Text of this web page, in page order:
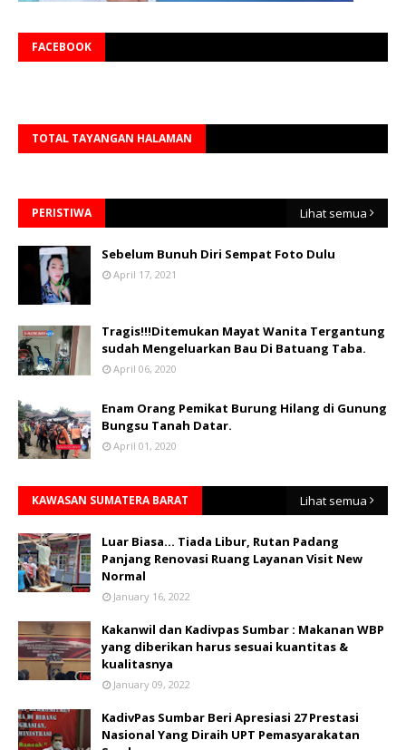
FACEBOOK
TOTAL TAYANGAN HALAMAN
PERISTIWA Lihat semua
Sebelum Bunuh Diri Sempat Foto Dulu
April 17, 2021
Tragis!!!Ditemukan Mayat Wanita Tergantung
sudah Mengeluarkan Bau Di Batuang Taba.
April 06, 2020
Enam Orang Pemikat Burung Hilang di Gunung
Bungsu Tanah Datar.
April 01, 2020
KAWASAN SUMATERA BARAT Lihat semua
Luar Biasa... Tiada Libur, Rutan Padang
Panjang Renovasi Ruang Layanan Visit New
Normal
January 16, 2022
Kakanwil dan Kadivpas Sumbar : Makanan WBP
yang diberikan harus sesuai kuantitas &
kualitasnya
January 09, 2022
KadivPas Sumbar Beri Apresiasi 27 Prestasi
Nasional Yang Diraih UPT Pemasyarakatan